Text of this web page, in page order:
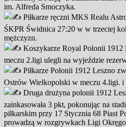
im. Alfreda Smoczyka.
Piłkarze ręczni MKS Realu
ŚKPR Świdnica 27:20 w w trzeciej
mężczyzn.
Koszykarze Royal Polonii
meczu 2.ligi ulegli na wyjeździe
Piłkarze Polonii 1912 Leszno
Ostrów Wielkopolski w meczu 4.ligi. i
Druga drużyna polonii 1912
zainkasowała 3 pkt, pokonując na
piłkarskim przy 17 Stycznia 68 Piast
prowadzą w rozgrywkach Ligi